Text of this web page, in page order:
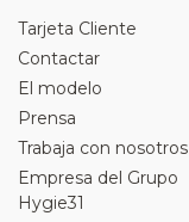
Tarjeta Cliente
Contactar
El modelo
Prensa
Trabaja con nosotros
Empresa del Grupo
Hygie31